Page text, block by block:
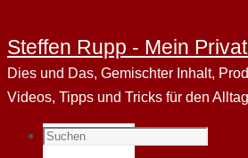
Steffen Rupp - Mein
Dies und Das, Gemischter Inhalt,
Videos, Tipps und Tricks für den Alltag
Suchen